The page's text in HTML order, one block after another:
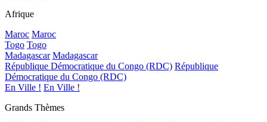
Afrique
Maroc Maroc
Togo Togo
Madagascar Madagascar
République Démocratique du Congo (RDC) République
Démocratique du Congo (RDC)
En Ville ! En Ville !
Grands Thèmes